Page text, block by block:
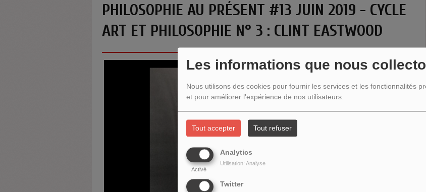
Les informations que nous
Nous utilisons des cookies pour fournir les services et les fonctionnalités
et pour améliorer l'expérience de nos utilisateurs.
Tout accepter Tout refuser
Analytics
Activé
Utilisation: Analyse
Twitter
PHILOSOPHIE AU PRÉSENT #13 JUIN 2019 - CYCLE
ART ET PHILOSOPHIE N° 3 : CLINT EASTWOOD
Au